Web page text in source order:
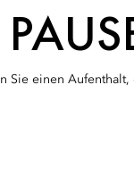
Sie einen